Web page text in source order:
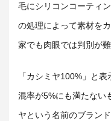
毛にシリコンコーティ
の処理によって素材を
家でも肉眼では判別が
「カシミヤ100%」と
混率が5%にも満たない
ヤという名前のブラン